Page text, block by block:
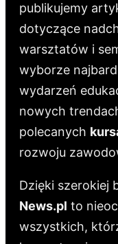
publikujemy
dotyczące
warsztatów i
wyborze
wydarzeń
nowych
polecanych
rozwoju
Dzięki szerokiej
News.pl to
wszystkich,